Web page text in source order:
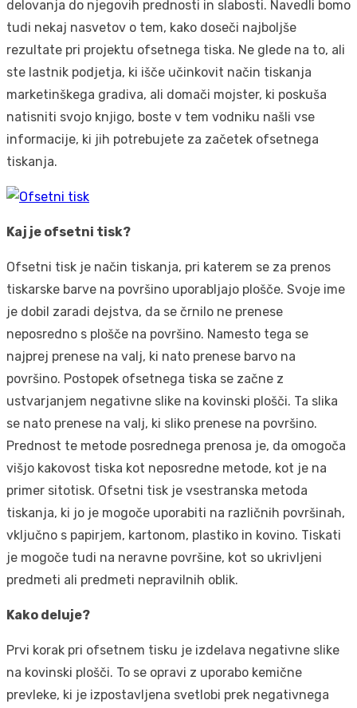
delovanja do njegovih prednosti in slabosti. Navedli bomo
tudi nekaj nasvetov o tem, kako doseči najboljše
rezultate pri projektu ofsetnega tiska. Ne glede na to, ali
ste lastnik podjetja, ki išče učinkovit način tiskanja
marketinškega gradiva, ali domači mojster, ki poskuša
natisniti svojo knjigo, boste v tem vodniku našli vse
informacije, ki jih potrebujete za začetek ofsetnega
tiskanja.
Kaj je ofsetni tisk?
Ofsetni tisk je način tiskanja, pri katerem se za prenos
tiskarske barve na površino uporabljajo plošče. Svoje ime
je dobil zaradi dejstva, da se črnilo ne prenese
neposredno s plošče na površino. Namesto tega se
najprej prenese na valj, ki nato prenese barvo na
površino. Postopek ofsetnega tiska se začne z
ustvarjanjem negativne slike na kovinski plošči. Ta slika
se nato prenese na valj, ki sliko prenese na površino.
Prednost te metode posrednega prenosa je, da omogoča
višjo kakovost tiska kot neposredne metode, kot je na
primer sitotisk. Ofsetni tisk je vsestranska metoda
tiskanja, ki jo je mogoče uporabiti na različnih površinah,
vključno s papirjem, kartonom, plastiko in kovino. Tiskati
je mogoče tudi na neravne površine, kot so ukrivljeni
predmeti ali predmeti nepravilnih oblik.
Kako deluje?
Prvi korak pri ofsetnem tisku je izdelava negativne slike
na kovinski plošči. To se opravi z uporabo kemične
prevleke, ki je izpostavljena svetlobi prek negativnega